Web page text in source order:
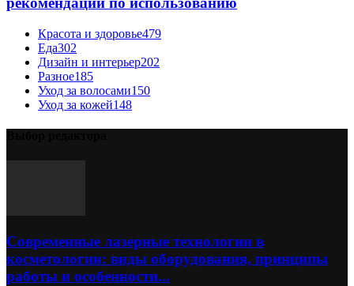
Красота и здоровье479
Еда302
Дизайн и интерьер202
Разное185
Уход за волосами150
Уход за кожей148
Современные лазерные технологии в
косметологии: виды оборудования, принципы
работы и особенности...